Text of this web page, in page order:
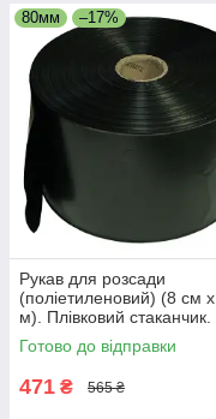
80мм –17%
Рукав для розсади
(поліетиленовий) (8 см
м). Плівковий стаканчик.
Готово до відправки
471 ₴ 565 ₴